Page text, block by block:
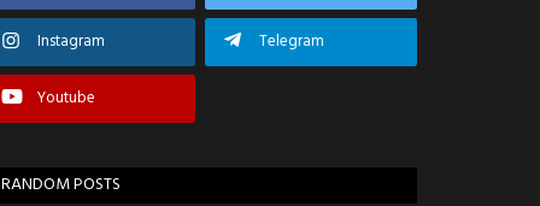
Instagram Telegram
Youtube
RANDOM POSTS